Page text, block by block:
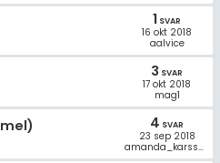
1 SVAR
16 okt 2018
aalvice
3 SVAR
17 okt 2018
mag1
4 SVAR
23 sep 2018
amanda_karsson